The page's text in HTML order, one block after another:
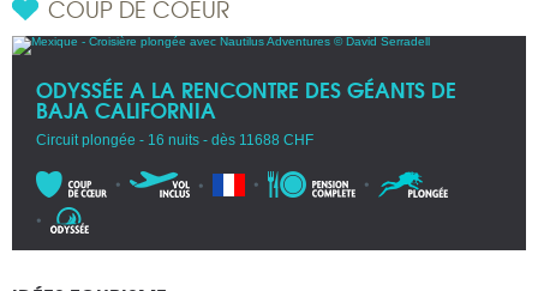
COUP DE COEUR
ODYSSÉE A LA RENCONTRE DES GÉANTS DE
BAJA CALIFORNIA
Circuit plongée - 16 nuits - dès 11688 CHF